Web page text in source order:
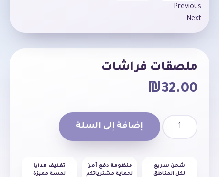
Previous
Next
ملصقات فراشات
₪32.00
إضافة إلى السلة
شحن سريع
لكل المناطق
منظومة دفع آمن
لحماية مشترياتكم
تغليف هدايا
لمسة مميزة